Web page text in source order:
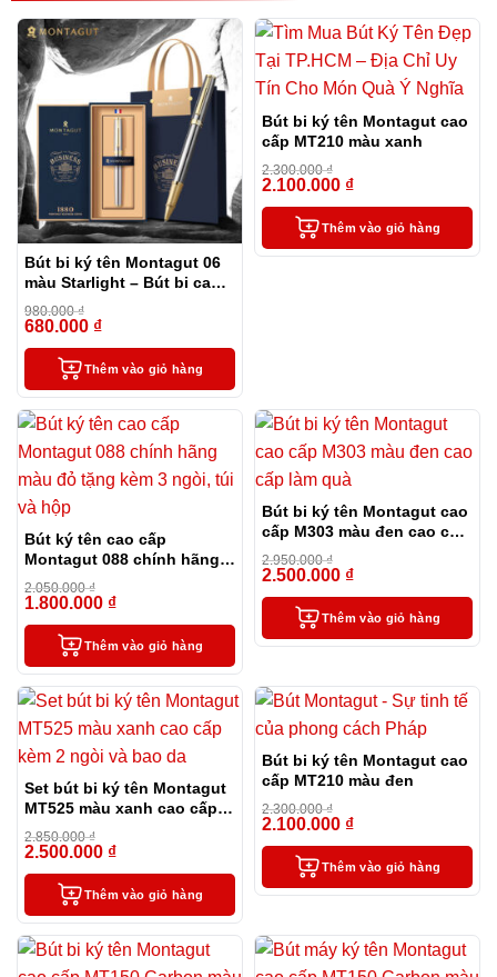
Bút bi ký tên Montagut 06
màu Starlight – Bút bi cao
cấp làm quà tặng sếp
980.000₫
680.000 ₫
Thêm vào giỏ hàng
Bút bi ký tên Montagut cao
cấp MT210 màu xanh
2.300.000₫
2.100.000 ₫
Thêm vào giỏ hàng
Bút ký tên cao cấp
Montagut 088 chính hãng
màu đỏ tặng kèm 3 ngòi,
túi và hộp
2.050.000₫
1.800.000 ₫
Thêm vào giỏ hàng
Bút bi ký tên Montagut cao
cấp M303 màu đen cao cấp
làm quà
2.950.000₫
2.500.000 ₫
Thêm vào giỏ hàng
Set bút bi ký tên Montagut
MT525 màu xanh cao cấp
kèm 2 ngòi và bao da
2.850.000₫
2.500.000 ₫
Thêm vào giỏ hàng
Bút bi ký tên Montagut cao
cấp MT210 màu đen
2.300.000₫
2.100.000 ₫
Thêm vào giỏ hàng